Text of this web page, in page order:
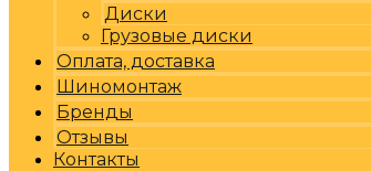
Диски
Грузовые диски
Оплата, доставка
Шиномонтаж
Бренды
Отзывы
Контакты